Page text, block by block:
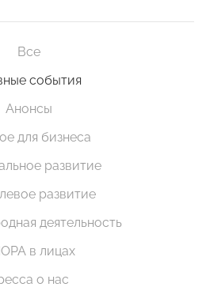
Все
события
Анонсы
для бизнеса
развитие
развитие
деятельность
в лицах
о нас